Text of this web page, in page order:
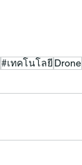
#เทคโนโลยี Drone